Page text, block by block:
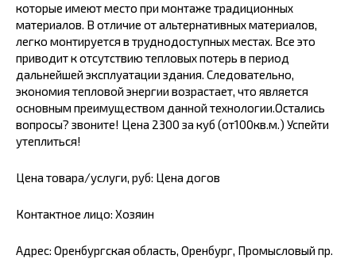
которые имеют место при монтаже традиционных
материалов. В отличие от альтернативных материалов,
легко монтируется в труднодоступных местах. Все это
приводит к отсутствию тепловых потерь в период
дальнейшей эксплуатации здания. Следовательно,
экономия тепловой энергии возрастает, что является
основным преимуществом данной технологии.Остались
вопросы? звоните! Цена 2300 за куб (от100кв.м.) Успейти
утеплиться!
Цена товара/услуги, руб: Цена догов
Контактное лицо: Хозяин
Адрес: Оренбургская область, Оренбург, Промысловый пр.